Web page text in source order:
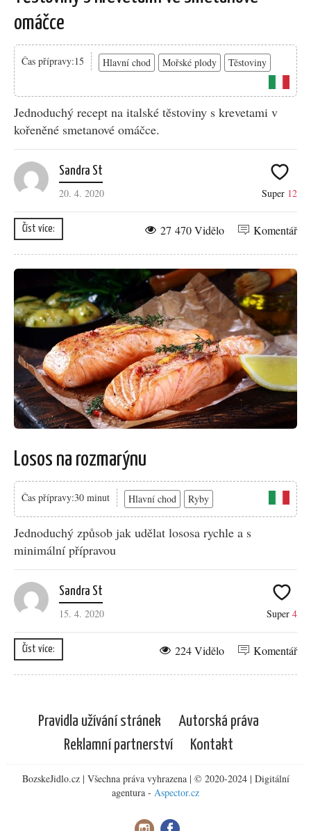
omáčce
Čas přípravy:15 Hlavní chod Mořské plody Těstoviny
Jednoduchý recept na italské těstoviny s krevetami v
kořeněné smetanové omáčce.
Sandra St
20. 4. 2020
Super 12
Číst více: Komentář
27 470 Vidělo
Losos na rozmarýnu
Čas přípravy:30 minut Hlavní chod Ryby
Jednoduchý způsob jak udělat lososa rychle a s
minimální přípravou
Sandra St
15. 4. 2020
Super 4
Číst více: Komentář
224 Vidělo
Pravidla užívání stránek
Autorská práva
Reklamní partnerství
Kontakt
BozskeJidlo.cz | Všechna práva vyhrazena | © 2020-2024 | Digitální
agentura - Aspector.cz